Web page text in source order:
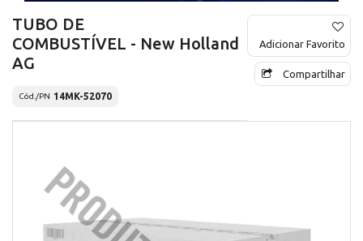
TUBO DE
COMBUSTÍVEL - New Holland
AG
Cód./PN 14MK-52070
Adicionar Favorito
Compartilhar